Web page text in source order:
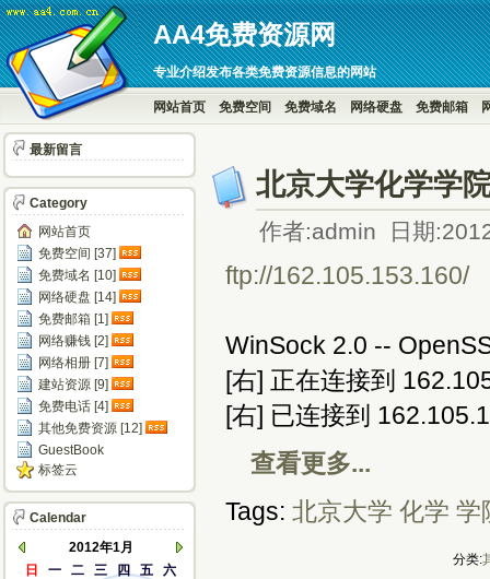
AA4免费资源网
专业介绍发布各类免费资源信息的网站
网站首页 免费空间 免费域名 网络硬盘 免费邮箱
北京大学化学学
作者:admin 日期
ftp://162.105.153.160/
WinSock 2.0 --
[右] 正在连接到
[右] 已连接到
查看更多...
Tags: 北京大学 化学 学
分类:
最新留言
Category
网站首页
免费空间 [37]
免费域名 [10]
网络硬盘 [14]
免费邮箱 [1]
网络赚钱 [2]
网络相册 [7]
建站资源 [9]
免费电话 [4]
其他免费资源 [12]
GuestBook
标签云
Calendar
2012年1月
日
一 二 三 四 五 六